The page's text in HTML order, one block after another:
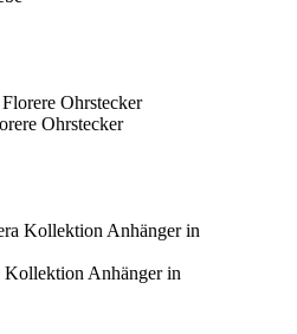
Ohrstecker
Kollektion Anhänger in